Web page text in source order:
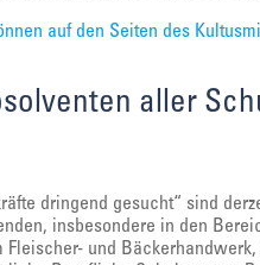
auf den Seiten des
aller
dringend gesucht“ sind
insbesondere in den
und